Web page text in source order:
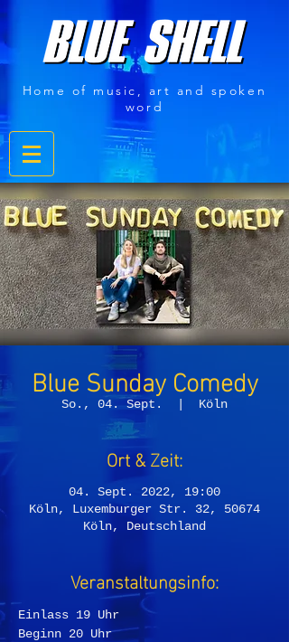
Home of music, art and spoken
word
Blue Sunday Comedy
So., 04. Sept. Köln
Ort & Zeit:
04. Sept. 2022, 19:00
Köln, Luxemburger Str. 32, 50674
Köln, Deutschland
Veranstaltungsinfo:
Einlass 19 Uhr
Beginn 20 Uhr